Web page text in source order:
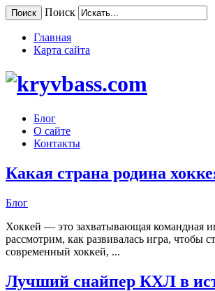
Поиск Поиск
Главная
Карта сайта
Блог
О сайте
Контакты
Какая страна родина
Блог
Хоккей — это захватывающая командная
рассмотрим, как развивалась игра, чтобы
современный хоккей, ...
Лучший снайпер КХЛ в